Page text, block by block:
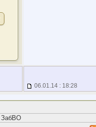
06.01.14 : 18:28